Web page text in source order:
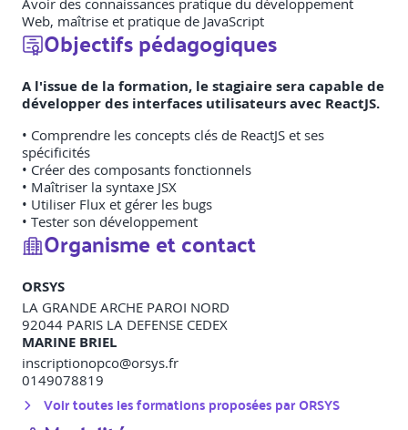
Avoir des connaissances pratique du développement
Web, maîtrise et pratique de JavaScript
Objectifs pédagogiques
A l'issue de la formation, le stagiaire sera capable de
développer des interfaces utilisateurs avec ReactJS.
• Comprendre les concepts clés de ReactJS et ses
spécificités
• Créer des composants fonctionnels
• Maîtriser la syntaxe JSX
• Utiliser Flux et gérer les bugs
• Tester son développement
Organisme et contact
ORSYS
LA GRANDE ARCHE PAROI NORD
92044 PARIS LA DEFENSE CEDEX
MARINE BRIEL
inscriptionopco@orsys.fr
0149078819
Voir toutes les formations proposées parORSYS